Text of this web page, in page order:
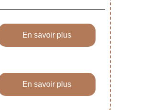
En savoir plus
En savoir plus